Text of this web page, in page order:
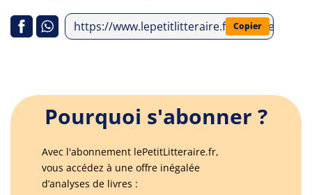
https://www.lepetitlitteraire.fr/analyses-
Copier
Pourquoi s'abonner ?
Avec l'abonnement lePetitLitteraire.fr,
vous accédez à une offre inégalée
d’analyses de livres :